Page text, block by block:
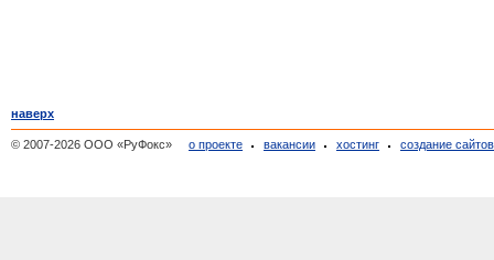
наверх
© 2007-2026 ООО «РуФокс» о проекте вакансии хостинг создание сайтов